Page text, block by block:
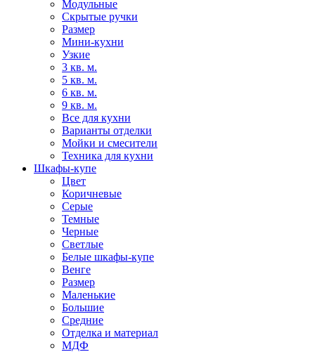
Модульные
Скрытые ручки
Размер
Мини-кухни
Узкие
3 кв. м.
5 кв. м.
6 кв. м.
9 кв. м.
Все для кухни
Варианты отделки
Мойки и смесители
Техника для кухни
Шкафы-купе
Цвет
Коричневые
Серые
Темные
Черные
Светлые
Белые шкафы-купе
Венге
Размер
Маленькие
Большие
Средние
Отделка и материал
МДФ